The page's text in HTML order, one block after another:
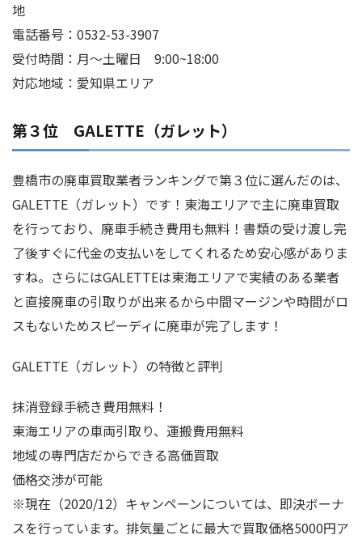
地
電話番号：0532-53-3907
受付時間：月～土曜日 9:00~18:00
対応地域：愛知県エリア
第３位 GALETTE（ガレット）
豊橋市の廃車買取業者ランキングで第３位に選んだのは、
GALETTE（ガレット）です！東海エリアで主に廃車買取
を行っており、廃車手続き費用も無料！書類の受け渡し完
了後すぐに代金の支払いをしてくれるため安心感がありま
すね。さらにはGALETTEは東海エリアで実績のある業者
と直接廃車の引取りが出来るから中間マージンや時間がロ
スもないためスピーディに廃車が完了します！
GALETTE（ガレット）の特徴と評判
抹消登録手続き費用無料！
東海エリアの車両引取り、運搬費用無料
地域の専門店だからできる高価買取
価格交渉が可能
※現在（2020/12）キャンペーンについては、即決ボーナ
スを行っています。排気量ごとに最大で買取価格5000円ア